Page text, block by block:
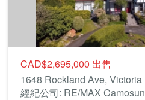
CAD$2,695,000 出售
1648 Rockland Ave, Victoria
經紀公司: RE/MAX Camosun